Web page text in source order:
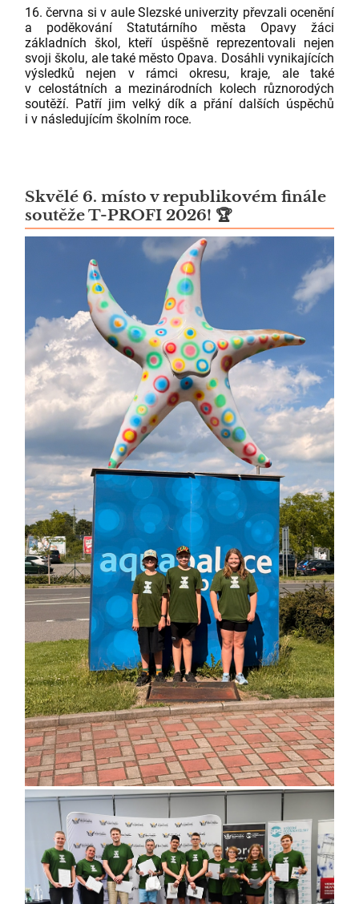
16. června si v aule Slezské univerzity převzali ocenění
a poděkování Statutárního města Opavy žáci
základních škol, kteří úspěšně reprezentovali nejen
svoji školu, ale také město Opava. Dosáhli vynikajících
výsledků nejen v rámci okresu, kraje, ale také
v celostátních a mezinárodních kolech různorodých
soutěží. Patří jim velký dík a přání dalších úspěchů
i v následujícím školním roce.
Skvělé 6. místo v republikovém finále
soutěže T-PROFI 2026! 🏆